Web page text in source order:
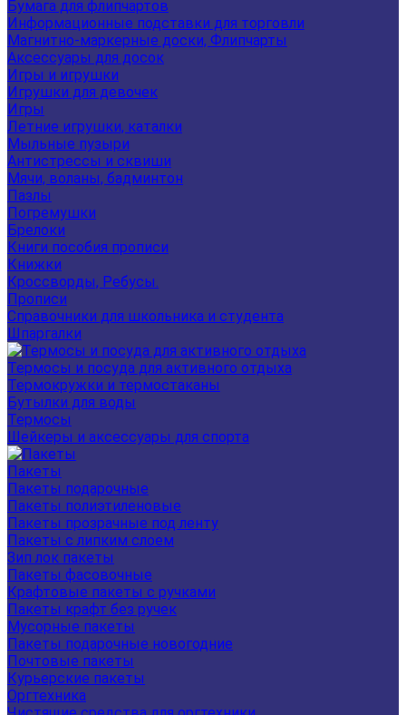
Бумага для флипчартов
Информационные подставки для торговли
Магнитно-маркерные доски, Флипчарты
Аксессуары для досок
Игры и игрушки
Игрушки для девочек
Игры
Летние игрушки, каталки
Мыльные пузыри
Антистрессы и сквиши
Мячи, воланы, бадминтон
Пазлы
Погремушки
Брелоки
Книги пособия прописи
Книжки
Кроссворды, Ребусы.
Прописи
Справочники для школьника и студента
Шпаргалки
Термосы и посуда для активного отдыха
Термокружки и термостаканы
Бутылки для воды
Термосы
Шейкеры и аксессуары для спорта
Пакеты
Пакеты подарочные
Пакеты полиэтиленовые
Пакеты прозрачные под ленту
Пакеты с липким слоем
Зип лок пакеты
Пакеты фасовочные
Крафтовые пакеты с ручками
Пакеты крафт без ручек
Мусорные пакеты
Пакеты подарочные новогодние
Почтовые пакеты
Курьерские пакеты
Оргтехника